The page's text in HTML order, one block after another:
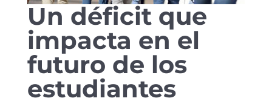
Un déficit que
impacta en el
futuro de los
estudiantes